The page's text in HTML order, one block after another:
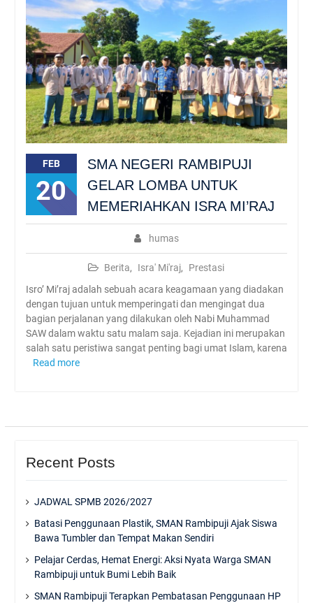
Batasi Penggunaan Plastik,
SMAN Rambipuji Ajak
Siswa Bawa Tumbler dan
Tempat Makan Sendiri
FEB
20
SMA NEGERI RAMBIPUJI
GELAR LOMBA UNTUK
MEMERIAHKAN ISRA MI’RAJ
humas
Berita, Isra' Mi'raj,
Prestasi
Isro’ Mi’raj adalah sebuah acara keagamaan yang diadakan
dengan tujuan untuk memperingati dan mengingat dua
bagian perjalanan yang dilakukan oleh Nabi Muhammad
SAW dalam waktu satu malam saja. Kejadian ini merupakan
salah satu peristiwa sangat penting bagi umat Islam, karena
Read more
Recent Posts
JADWAL SPMB 2026/2027
Batasi Penggunaan Plastik, SMAN Rambipuji Ajak Siswa
Bawa Tumbler dan Tempat Makan Sendiri
Pelajar Cerdas, Hemat Energi: Aksi Nyata Warga SMAN
Rambipuji untuk Bumi Lebih Baik
SMAN Rambipuji Terapkan Pembatasan Penggunaan HP